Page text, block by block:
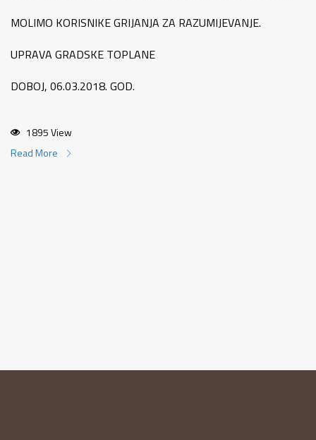
MOLIMO KORISNIKE GRIJANJA ZA RAZUMIJEVANJE.
UPRAVA GRADSKE TOPLANE
DOBOJ, 06.03.2018. GOD.
1895 View
Read More